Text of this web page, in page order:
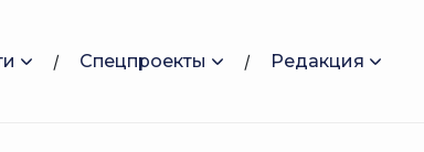
Спецпроекты Редакция